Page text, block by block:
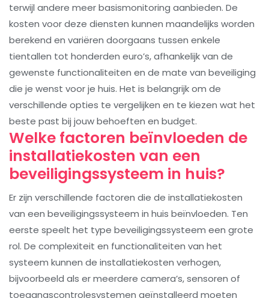
terwijl andere meer basismonitoring aanbieden. De
kosten voor deze diensten kunnen maandelijks worden
berekend en variëren doorgaans tussen enkele
tientallen tot honderden euro’s, afhankelijk van de
gewenste functionaliteiten en de mate van beveiliging
die je wenst voor je huis. Het is belangrijk om de
verschillende opties te vergelijken en te kiezen wat het
beste past bij jouw behoeften en budget.
Welke factoren beïnvloeden de
installatiekosten van een
beveiligingssysteem in huis?
Er zijn verschillende factoren die de installatiekosten
van een beveiligingssysteem in huis beïnvloeden. Ten
eerste speelt het type beveiligingssysteem een grote
rol. De complexiteit en functionaliteiten van het
systeem kunnen de installatiekosten verhogen,
bijvoorbeeld als er meerdere camera’s, sensoren of
toegangscontrolesystemen geïnstalleerd moeten